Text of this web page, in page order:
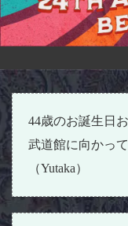
44歳のお誕生日
武道館に向かっ
（Yutaka）